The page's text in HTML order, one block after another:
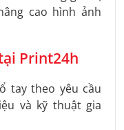
cao hình ảnh
Print24h
tay theo yêu cầu
và kỹ thuật gia